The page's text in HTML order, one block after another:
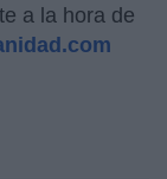
a la hora de